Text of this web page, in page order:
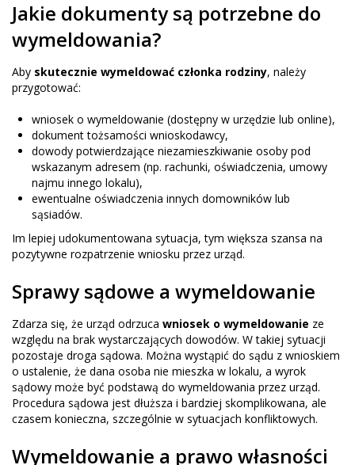
Jakie dokumenty są potrzebne do
wymeldowania?
Aby skutecznie wymeldować członka rodziny, należy
przygotować:
wniosek o wymeldowanie (dostępny w urzędzie lub online),
dokument tożsamości wnioskodawcy,
dowody potwierdzające niezamieszkiwanie osoby pod
wskazanym adresem (np. rachunki, oświadczenia, umowy
najmu innego lokalu),
ewentualne oświadczenia innych domowników lub
sąsiadów.
Im lepiej udokumentowana sytuacja, tym większa szansa na
pozytywne rozpatrzenie wniosku przez urząd.
Sprawy sądowe a wymeldowanie
Zdarza się, że urząd odrzuca wniosek o wymeldowanie ze
względu na brak wystarczających dowodów. W takiej sytuacji
pozostaje droga sądowa. Można wystąpić do sądu z wnioskiem
o ustalenie, że dana osoba nie mieszka w lokalu, a wyrok
sądowy może być podstawą do wymeldowania przez urząd.
Procedura sądowa jest dłuższa i bardziej skomplikowana, ale
czasem konieczna, szczególnie w sytuacjach konfliktowych.
Wymeldowanie a prawo własności